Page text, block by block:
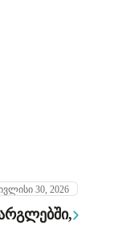
30, 2026